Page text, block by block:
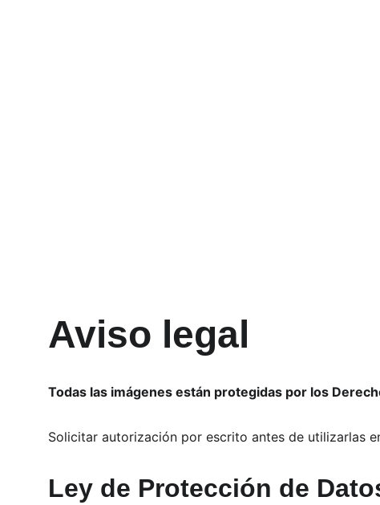
Aviso legal
Todas las imágenes están protegidas por los
Solicitar autorización por escrito antes de utilizarlas
Ley de Protección de